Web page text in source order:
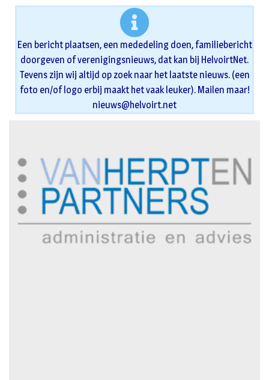
Een bericht plaatsen, een mededeling doen, familiebericht
doorgeven of verenigingsnieuws, dat kan bij HelvoirtNet.
Tevens zijn wij altijd op zoek naar het laatste nieuws. (een
foto en/of logo erbij maakt het vaak leuker). Mailen maar!
nieuws@helvoirt.net